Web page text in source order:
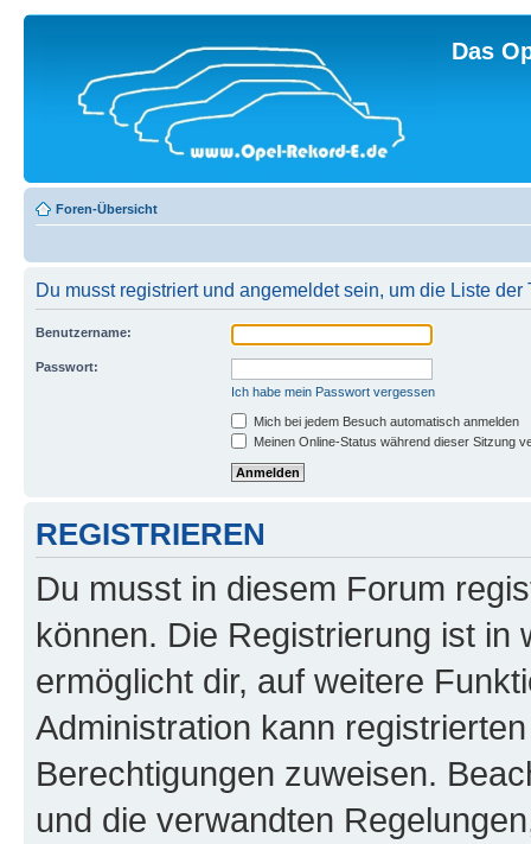
Das
Foren-Übersicht
Du musst registriert und angemeldet sein, um die Liste
Benutzername:
Passwort:
Ich habe mein Passwort vergessen
Mich bei jedem Besuch automatisch anmelden
Meinen Online-Status während dieser Sitzung
REGISTRIEREN
Du musst in diesem Forum
können. Die Registrierung ist in
ermöglicht dir, auf weitere
Administration kann
Berechtigungen zuweisen.
und die verwandten